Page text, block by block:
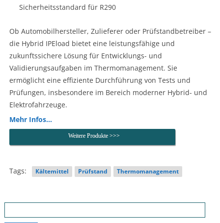
Sicherheitsstandard für R290
Ob Automobilhersteller, Zulieferer oder Prüfstandbetreiber –
die Hybrid IPEload bietet eine leistungsfähige und
zukunftssichere Lösung für Entwicklungs- und
Validierungsaufgaben im Thermomanagement. Sie
ermöglicht eine effiziente Durchführung von Tests und
Prüfungen, insbesondere im Bereich moderner Hybrid- und
Elektrofahrzeuge.
Mehr Infos…
Weitere Produkte >>>
Tags: Kältemittel Prüfstand Thermomanagement
Suchen